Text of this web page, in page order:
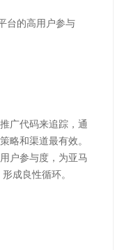
台的高用户参与
广代码来追踪，通
略和渠道最有效。
户参与度，为亚马
形成良性循环。